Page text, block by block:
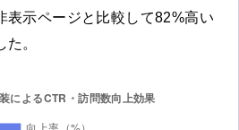
表示ページと比較して82%高い
。